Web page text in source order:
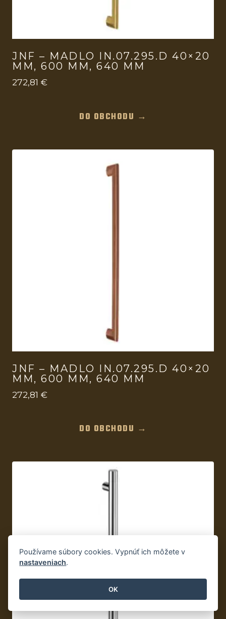
JNF – MADLO IN.07.295.D 40×20
MM, 600 MM, 640 MM
272,81 €
DO OBCHODU →
JNF – MADLO IN.07.295.D 40×20
MM, 600 MM, 640 MM
272,81 €
DO OBCHODU →
Používame súbory cookies. Vypnúť ich môžete v
nastaveniach.
OK